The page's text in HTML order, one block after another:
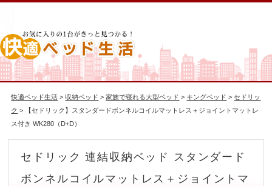
快適ベッド生活 >収納ベッド >家族で寝れる大型ベッド > キングベッド >セドリッ
ク > 【セドリック】スタンダードボンネルコイルマットレス＋ジョイントマットレ
ス付き WK280（D+D）
セドリック 連結収納ベッド スタンダード
ボンネルコイルマットレス＋ジョイントマ